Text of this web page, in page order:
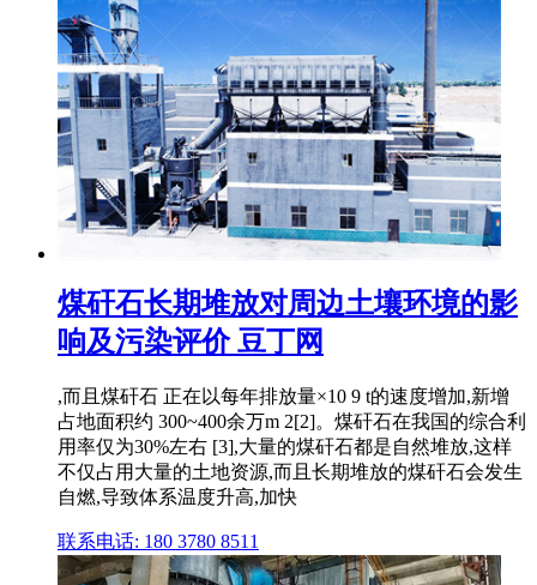
煤矸石长期堆放对周边土壤环境的影
响及污染评价 豆丁网
,而且煤矸石 正在以每年排放量×10 9 t的速度增加,新增
占地面积约 300~400余万m 2[2]。煤矸石在我国的综合利
用率仅为30%左右 [3],大量的煤矸石都是自然堆放,这样
不仅占用大量的土地资源,而且长期堆放的煤矸石会发生
自燃,导致体系温度升高,加快
联系电话: 180 3780 8511